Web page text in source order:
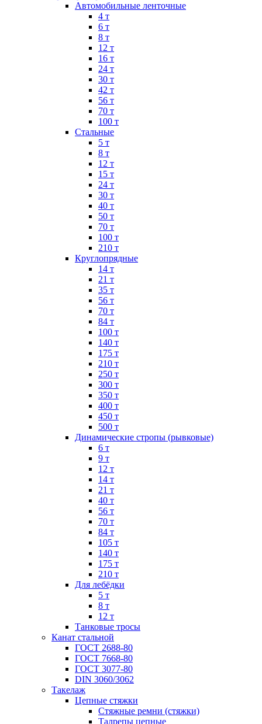
Автомобильные ленточные
4 т
6 т
8 т
12 т
16 т
24 т
30 т
42 т
56 т
70 т
100 т
Стальные
5 т
8 т
12 т
15 т
24 т
30 т
40 т
50 т
70 т
100 т
210 т
Круглопрядные
14 т
21 т
35 т
56 т
70 т
84 т
100 т
140 т
175 т
210 т
250 т
300 т
350 т
400 т
450 т
500 т
Динамические стропы (рывковые)
6 т
9 т
12 т
14 т
21 т
40 т
56 т
70 т
84 т
105 т
140 т
175 т
210 т
Для лебёдки
5 т
8 т
12 т
Танковые тросы
Канат стальной
ГОСТ 2688-80
ГОСТ 7668-80
ГОСТ 3077-80
DIN 3060/3062
Такелаж
Цепные стяжки
Стяжные ремни (стяжки)
Талрепы цепные